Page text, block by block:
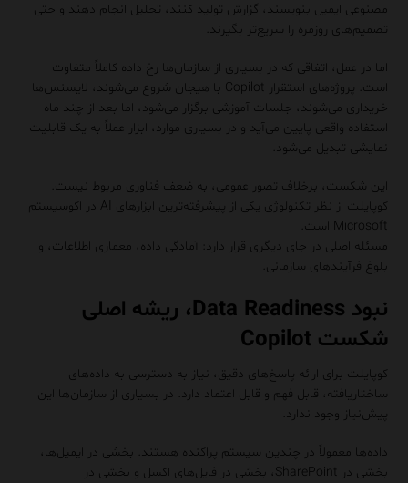
مصنوعی ایمیل بنویسند، گزارش تولید کنند، تحلیل انجام دهند و حتی
تصمیم‌های روزمره را سریع‌تر بگیرند.
اما در عمل، اتفاقی که در بسیاری از سازمان‌ها رخ داده کاملاً متفاوت
است. پروژه‌های استقرار Copilot با هیجان شروع می‌شوند، لایسنس‌ها
خریداری می‌شوند، جلسات آموزشی برگزار می‌شود، اما بعد از چند ماه
استفاده واقعی پایین می‌آید و در بسیاری موارد، ابزار عملاً به یک قابلیت
نمایشی تبدیل می‌شود.
این شکست، برخلاف تصور عمومی، به ضعف فناوری مربوط نیست.
کوپایلت از نظر تکنولوژی یکی از پیشرفته‌ترین ابزارهای AI در اکوسیستم
Microsoft است.
مسئله اصلی در جای دیگری قرار دارد: آمادگی داده، معماری اطلاعات، و
بلوغ فرآیندهای سازمانی.
نبود Data Readiness، ریشه اصلی
شکست Copilot
کوپایلت برای ارائه پاسخ‌های دقیق، نیاز به دسترسی به داده‌های
ساختاریافته، قابل فهم و قابل اعتماد دارد. در بسیاری از سازمان‌ها این
پیش‌نیاز وجود ندارد.
داده‌ها معمولاً در چندین سیستم پراکنده هستند. بخشی در ایمیل‌ها،
بخشی در SharePoint، بخشی در فایل‌های اکسل و بخشی در